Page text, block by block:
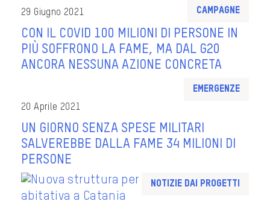
Campagne
29 Giugno 2021
CON IL COVID 100 MILIONI DI PERSONE IN
PIÙ SOFFRONO LA FAME, MA DAL G20
ANCORA NESSUNA AZIONE CONCRETA
Emergenze
20 Aprile 2021
UN GIORNO SENZA SPESE MILITARI
SALVEREBBE DALLA FAME 34 MILIONI DI
PERSONE
Notizie dai progetti